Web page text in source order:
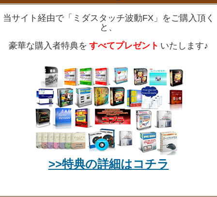
当サイト経由で「ミダスタッチ波動FX」をご購入頂く
と、
豪華な購入者特典を すべてプレゼント いたします♪
>>特典の詳細はコチラ